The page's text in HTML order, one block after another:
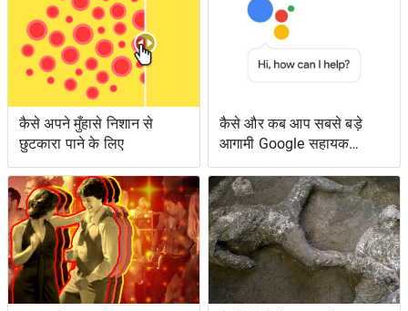
कैसे अपने मुँहासे निशान से
छुटकारा पाने के लिए
कैसे और कब आप सबसे बड़े
आगामी Google सहायक
सुविधाओं तक पहुँच सकते हैं